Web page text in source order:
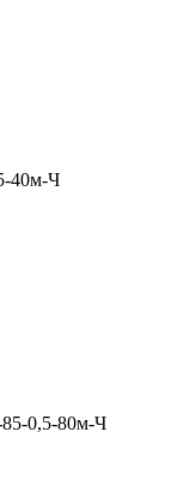
40м-Ч
0,5-80м-Ч